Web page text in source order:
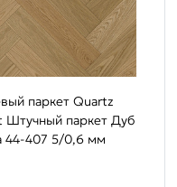
паркет Quartz
Штучный паркет Дуб
44-407 5/0,6 мм